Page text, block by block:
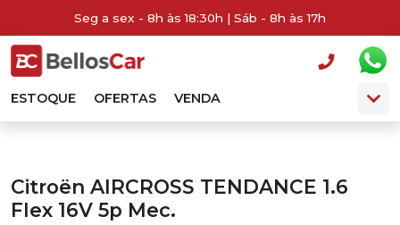
Seg a sex - 8h às 18:30h | Sáb - 8h às 17h
ESTOQUE OFERTAS VENDA
Citroën AIRCROSS TENDANCE 1.6
Flex 16V 5p Mec.